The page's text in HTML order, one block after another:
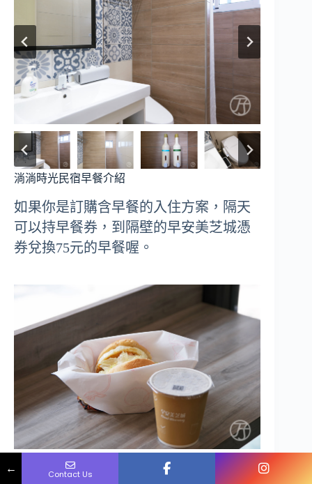
淌淌時光民宿早餐介紹
如果你是訂購含早餐的入住方案，隔天
可以持早餐券，到隔壁的早安美芝城憑
券兌換75元的早餐喔。
淌淌時光民宿住宿評論心得
← Contact Us